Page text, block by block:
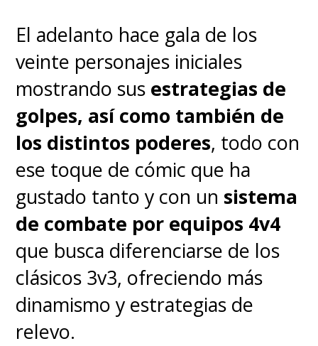
El adelanto hace gala de los
veinte personajes iniciales
mostrando sus estrategias de
golpes, así como también de
los distintos poderes, todo con
ese toque de cómic que ha
gustado tanto y con un sistema
de combate por equipos 4v4
que busca diferenciarse de los
clásicos 3v3, ofreciendo más
dinamismo y estrategias de
relevo.